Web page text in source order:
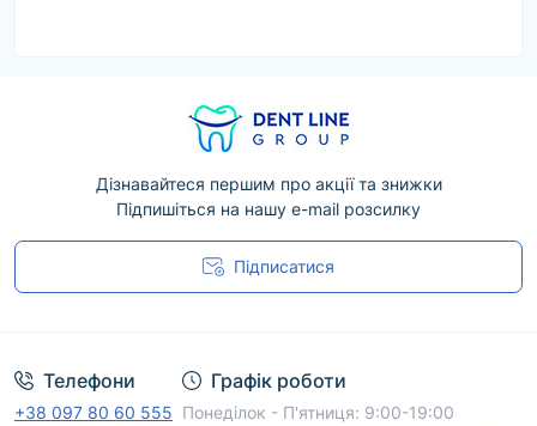
Дізнавайтеся першим про акції та знижки
Підпишіться на нашу e-mail розсилку
Підписатися
Телефони
+38 097 80 60 555
Графік роботи
Понеділок - П'ятниця: 9:00-19:00